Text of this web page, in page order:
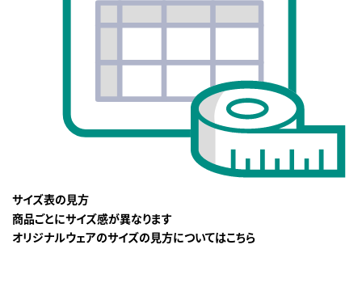
サイズ表の見方
商品ごとにサイズ感が異なります
オリジナルウェアのサイズの見方についてはこちら